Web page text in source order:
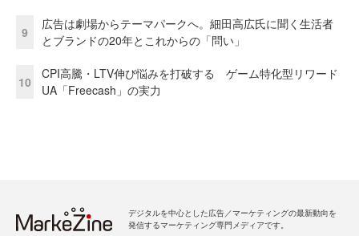
9
広告は劇場からテーマパークへ。細田高広氏に聞く生活者
とブランドの20年とこれからの「問い」
10
CPI高騰・LTV伸び悩みを打破する ゲーム特化型リワード
UA「Freecash」の実力
デジタルを中心とした広告／マーケティングの最新動向を
発信するマーケティング専門メディアです。